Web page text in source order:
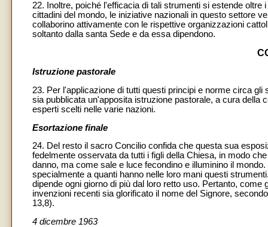
22. Inoltre, poiché l'efficacia di tali strumenti si estende
cittadini del mondo, le iniziative nazionali in questo settore
collaborino attivamente con le rispettive organizzazioni
soltanto dalla santa Sede e da essa dipendono.
Istruzione pastorale
23. Per l'applicazione di tutti questi principi e norme circa
sia pubblicata un'apposita istruzione pastorale, a cura della
esperti scelti nelle varie nazioni.
Esortazione finale
24. Del resto il sacro Concilio confida che questa sua
fedelmente osservata da tutti i figli della Chiesa, in modo
danno, ma come sale e luce fecondino e illuminino il
specialmente a quanti hanno nelle loro mani questi
dipende ogni giorno di più dal loro retto uso. Pertanto,
invenzioni recenti sia glorificato il nome del Signore,
13,8).
4 dicembre 1963